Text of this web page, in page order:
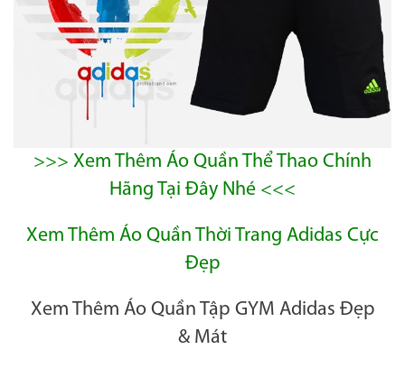
>>> Xem Thêm Áo Quần Thể Thao Chính
Hãng Tại Đây Nhé <<<
Xem Thêm Áo Quần Thời Trang Adidas Cực
Đẹp
Xem Thêm Áo Quần Tập GYM Adidas Đẹp
& Mát